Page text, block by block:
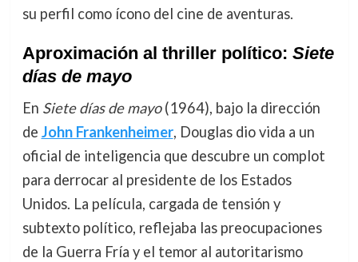
su perfil como ícono del cine de aventuras.
Aproximación al thriller político: Siete
días de mayo
En Siete días de mayo(1964), bajo la dirección
de John Frankenheimer, Douglas dio vida a un
oficial de inteligencia que descubre un complot
para derrocar al presidente de los Estados
Unidos. La película, cargada de tensión y
subtexto político, reflejaba las preocupaciones
de la Guerra Fría y el temor al autoritarismo